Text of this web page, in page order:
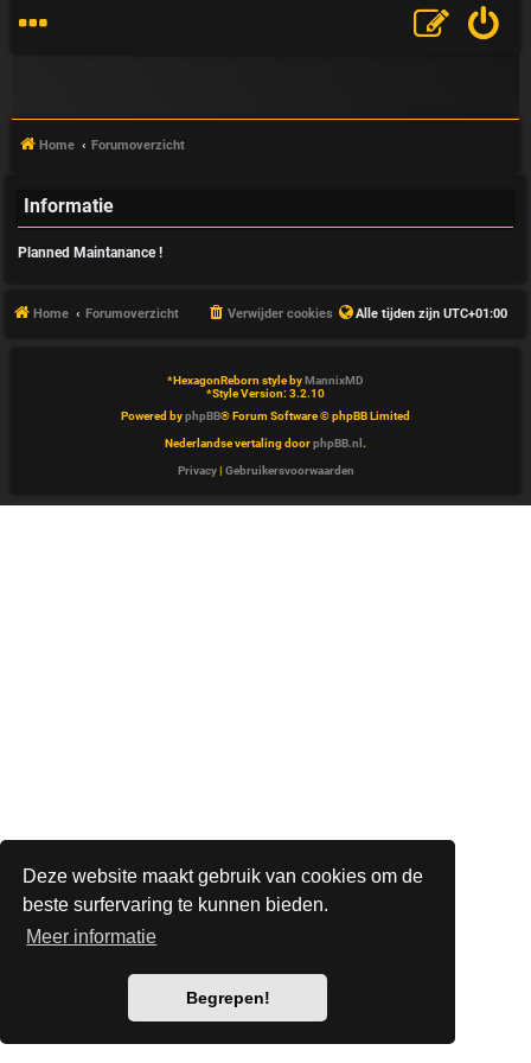
Deze website maakt gebruik van cookies om de
beste surfervaring te kunnen bieden.
Meer informatie
Begrepen!
V
A
Home Forumoverzicht
Informatie
Planned Maintanance !
Home Forumoverzicht Alle tijden zijn UTC+01:00
Verwijder cookies
*HexagonReborn style byMannixMD
*Style Version: 3.2.10
Powered byphpBB® Forum Software © phpBB Limited
Nederlandse vertaling doorphpBB.nl .
Privacy| Gebruikersvoorwaarden